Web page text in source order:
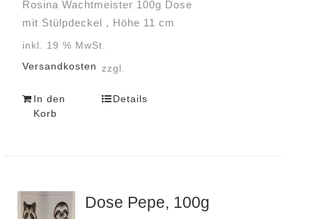
Rosina Wachtmeister 100g Dose
mit Stülpdeckel , Höhe 11 cm
inkl. 19 % MwSt.
zzgl.
Versandkosten
In den
Korb
Details
Dose Pepe, 100g